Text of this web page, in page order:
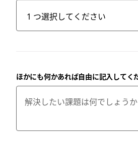
ほかにも何かあれば自由に記入してく